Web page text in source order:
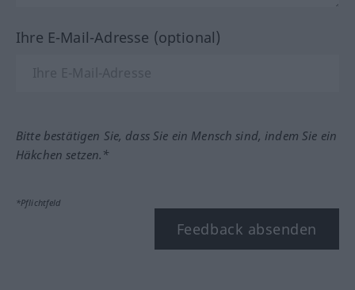
Ihre E-Mail-Adresse (optional)
Bitte bestätigen Sie, dass Sie ein Mensch sind, indem Sie ein
Häkchen setzen.*
*Pflichtfeld
Feedback absenden